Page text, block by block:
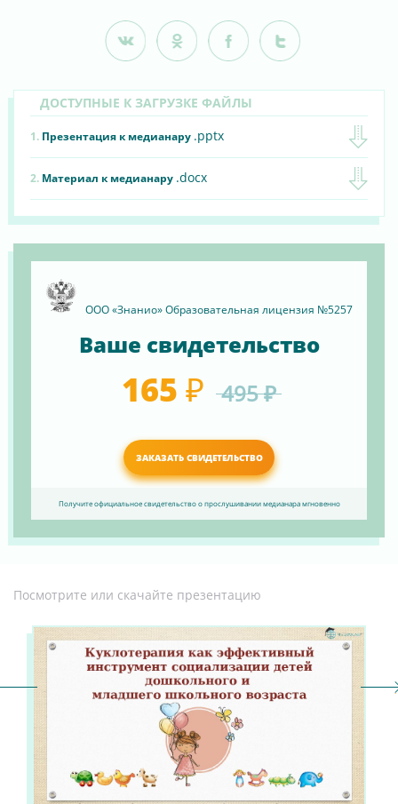
ДОСТУПНЫЕ К ЗАГРУЗКЕ ФАЙЛЫ
1. Презентация к медианару .pptx
2. Материал к медианару .docx
ООО «Знанио» Образовательная лицензия №5257
Ваше свидетельство
165 ₽ 495 ₽
ЗАКАЗАТЬ СВИДЕТЕЛЬСТВО
Получите официальное свидетельство о прослушивании медианара мгновенно
Посмотрите или скачайте презентацию